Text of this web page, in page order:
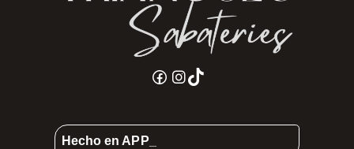
Hecho en APP_